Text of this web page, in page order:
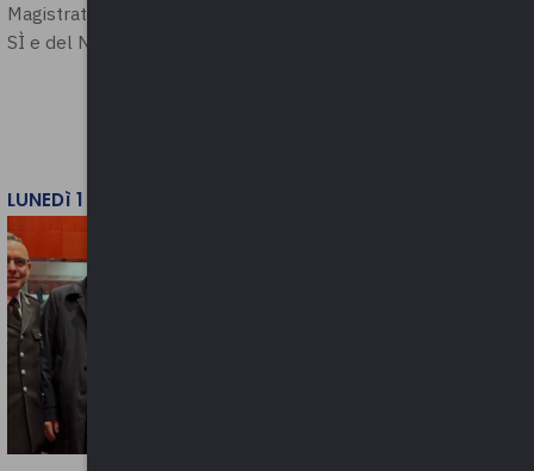
Magistratura e Costituzione. Le ragioni del
SÌ e del NO
LUNEDì 1 DICEMBRE 2025